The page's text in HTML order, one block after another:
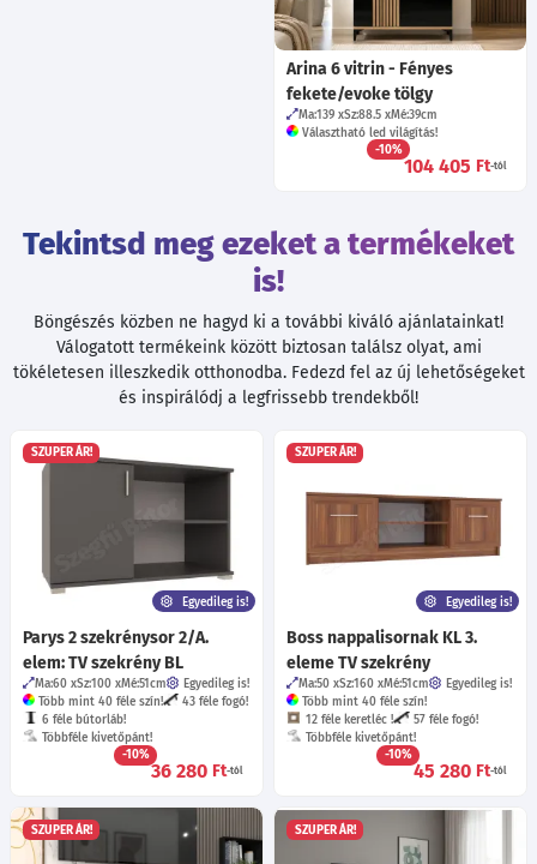
Arina 6 vitrin - Fényes
fekete/evoke tölgy
Ma:139 Sz:88.5 Mé:39cm
Választható led világítás!
-10%
104 405 Ft-tól
Tekintsd meg ezeket a termékeket
is!
Böngészés közben ne hagyd ki a további kiváló ajánlatainkat!
Válogatott termékeink között biztosan találsz olyat, ami
tökéletesen illeszkedik otthonodba. Fedezd fel az új lehetőségeket
és inspirálódj a legfrissebb trendekből!
SZUPER ÁR!
Egyedileg is!
Parys 2 szekrénysor 2/A.
elem: TV szekrény BL
Ma:60 Sz:100 Mé:51cm
Egyedileg is!
Több mint 40 féle szín!
43 féle fogó!
6 féle bútorláb!
Többféle kivetőpánt!
-10%
36 280 Ft-tól
SZUPER ÁR!
Egyedileg is!
Boss nappalisornak KL 3.
eleme TV szekrény
Ma:50 Sz:160 Mé:51cm
Egyedileg is!
Több mint 40 féle szín!
12 féle keretléc !
57 féle fogó!
Többféle kivetőpánt!
-10%
45 280 Ft-tól
SZUPER ÁR! SZUPER ÁR!